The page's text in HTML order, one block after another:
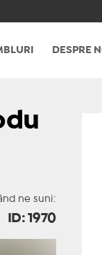
DESPRE
ne suni:
ID: 1970